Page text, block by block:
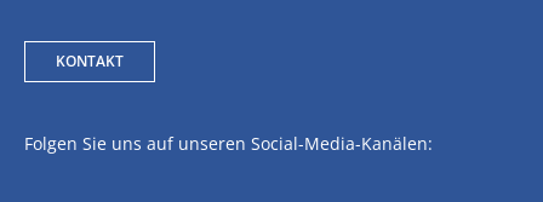
KONTAKT
Folgen Sie uns auf unseren Social-Media-Kanälen: